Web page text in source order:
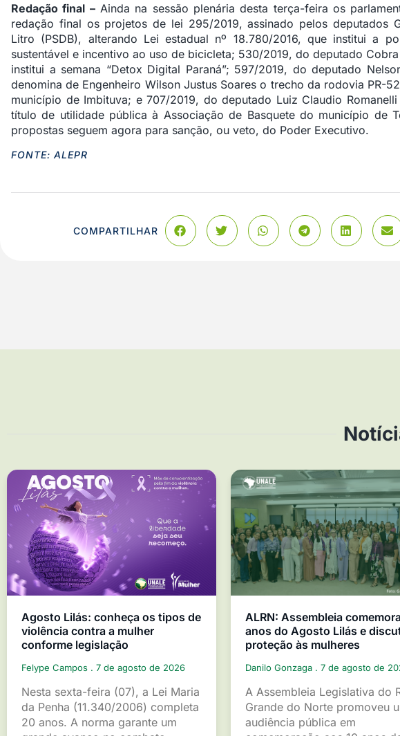
Redação final –Ainda na sessão plenária desta terça-feira os
redação final os projetos de lei 295/2019, assinado pelos deputados
Litro (PSDB), alterando Lei estadual nº 18.780/2016, que institui a
sustentável e incentivo ao uso de bicicleta; 530/2019, do deputado
institui a semana “Detox Digital Paraná”; 597/2019, do deputado
denomina de Engenheiro Wilson Justus Soares o trecho da rodovia PR-
município de Imbituva; e 707/2019, do deputado Luiz Claudio
título de utilidade pública à Associação de Basquete do município de
propostas seguem agora para sanção, ou veto, do Poder Executivo.
FONTE: ALEPR
COMPARTILHAR
Agosto Lilás: conheça os tipos de
violência contra a mulher
conforme legislação
Felype Campos 7 de agosto de 2026
Nesta sexta-feira (07), a Lei Maria
da Penha (11.340/2006) completa
20 anos. A norma garante um
ALRN: Assembleia
anos do Agosto Lilás e
proteção às mulheres
Danilo Gonzaga 7 de agosto de
A Assembleia Legislativa do
Grande do Norte promoveu
audiência pública em